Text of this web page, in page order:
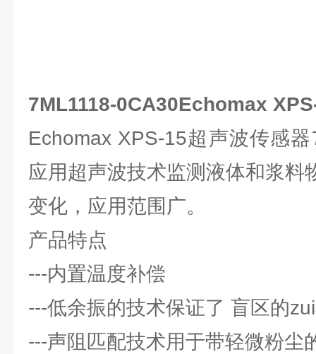
7ML1118-0CA30Echomax
Echomax XPS-15超声波传感
应用超声波技术监测液体和浆料
变化，应用范围广。
产品特点
---内置温度补偿
---低余振的技术保证了 盲区的
---声阻匹配技术用于带轻微粉尘